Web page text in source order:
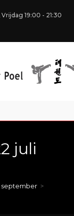
19:00 - 21:30
juli
september >